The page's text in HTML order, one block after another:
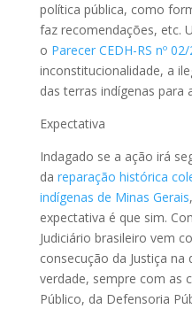
política pública, como
faz recomendações, etc.
o Parecer CEDH-RS nº
inconstitucionalidade, a
das terras indígenas para
Expectativa
Indagado se a ação irá
da reparação histórica
indígenas de Minas Gerais
expectativa é que sim.
Judiciário brasileiro vem
consecução da Justiça
verdade, sempre com as
Público, da Defensoria